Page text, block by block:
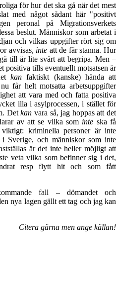
för hur det ska gå när det mest
med något sådant här "positivt
peronal på Migrationsverkets
beslut. Människor som arbetat i
och vilkas uppgifter rört sig om
avvisas, inte att de får stanna. Hur
till är lite svårt att begripa. Men –
positiva tills eventuellt motsatsen är
kan faktiskt (kanske) hända att
får helt motsatta arbetsuppgifter
att vara med och fatta positiva
illa i asylprocessen, i stället för
Detkan vara så, jag hoppas att det
av att se vilka som inte ska få
kriminella personer är inte
Sverige, och människor som inte
är det inte heller möjligt att
veta vilka som befinner sig i det,
resp flytt hit och som fått
fall – dömandet och
nya lagen gällt ett tag och jag kan
Citera gärna men ange källan!